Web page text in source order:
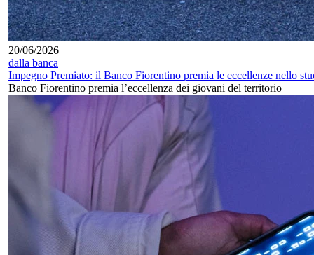
20/06/2026
dalla banca
Impegno Premiato: il Banco Fiorentino premia le eccellenze nello
Banco Fiorentino premia l’eccellenza dei giovani del territorio